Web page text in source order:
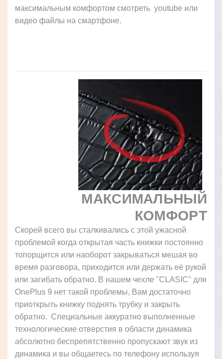
максимальным комфортом смотреть youtube или
видео файлы на смартфоне.
МАКСИМАЛЬНЫЙ
КОМФОРТ
Скорей всего вы сталкивались с этой ужасной
проблемой когда открытая часть книжки постоянно
топорщится или наоборот закрываться мешая во
время разговора, приходится или держать её рукой
или загибать обратно. В нашем чехле "CLASIC" для
OnePlus 9 нет такой проблемы, Вам достаточно
приоткрыть книжку поднять трубку и закрыть
обратно. Специальные аккуратно выполненные
технологические отверстия в области динамика
абсолютно беспрепятственно пропускают звук из
динамика и вы общаетесь по телефону используя